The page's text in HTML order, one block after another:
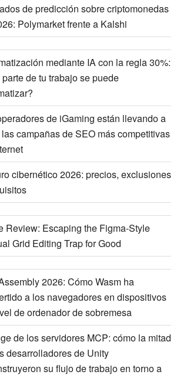
de predicción sobre criptomonedas
Polymarket frente a Kalshi
mediante IA con la regla 30%:
de tu trabajo se puede
de iGaming están llevando a
campañas de SEO más competitivas
cibernético 2026: precios, exclusiones
Review: Escaping the Figma-Style
Grid Editing Trap for Good
2026: Cómo Wasm ha
a los navegadores en dispositivos
de ordenador de sobremesa
de los servidores MCP: cómo la mitad
desarrolladores de Unity
su flujo de trabajo en torno a